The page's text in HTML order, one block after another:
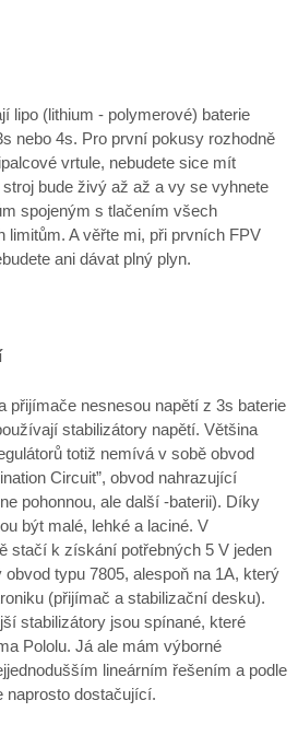
lipo (lithium - polymerové) baterie
nebo 4s. Pro první pokusy rozhodně
vrtule, nebudete sice mít
bude živý až až a vy se vyhnete
spojeným s tlačením všech
limitům. A věřte mi, při prvních FPV
ani dávat plný plyn.
přijímače nesnesou napětí z 3s baterie
stabilizátory napětí. Většina
totiž nemívá v sobě obvod
Circuit”, obvod nahrazující
pohonnou, ale další -baterii). Díky
být malé, lehké a laciné. V
stačí k získání potřebných 5 V jeden
obvod typu 7805, alespoň na 1A, který
(přijímač a stabilizační desku).
stabilizátory jsou spínané, které
Pololu. Já ale mám výborné
lineárním řešením a podle
naprosto dostačující.